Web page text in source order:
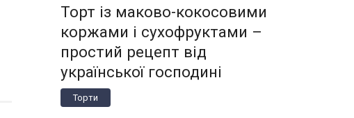
Торт із маково-кокосовими
коржами і сухофруктами –
простий рецепт від
української господині
Торти